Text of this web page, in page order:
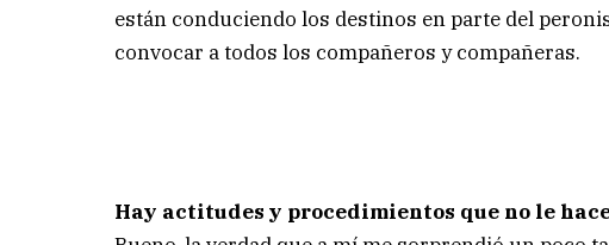
están conduciendo los destinos en parte del
convocar a todos los compañeros y compañeras.
Hay actitudes y procedimientos que no le